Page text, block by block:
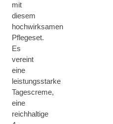
mit
diesem
hochwirksamen
Pflegeset.
Es
vereint
eine
leistungsstarke
Tagescreme,
eine
reichhaltige